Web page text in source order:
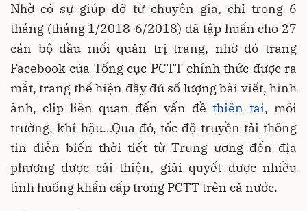
Nhờ có sự giúp đỡ từ chuyên gia, chỉ trong 6
tháng (tháng 1/2018-6/2018) đã tập huấn cho 27
cán bộ đầu mối quản trị trang, nhờ đó trang
Facebook của Tổng cục PCTT chính thức được ra
mắt, trang thể hiện đầy đủ số lượng bài viết, hình
ảnh, clip liên quan đến vấn đề thiên tai, môi
trường, khí hậu…Qua đó, tốc độ truyền tải thông
tin diễn biến thời tiết từ Trung ương đến địa
phương được cải thiện, giải quyết được nhiều
tình huống khẩn cấp trong PCTT trên cả nước.